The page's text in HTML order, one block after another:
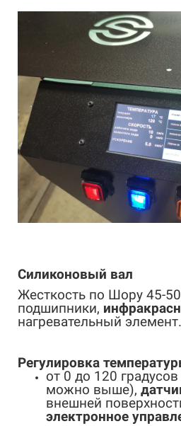
Силиконовый вал
Жесткость по Шору 45-
подшипники,
нагревательный элемент.
Регулировка
от 0 до 120
можно выше),
внешней
электронное